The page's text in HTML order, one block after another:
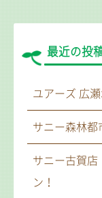
最近の投
ユアーズ 広
サニー森林都
サニー古賀店
ン！